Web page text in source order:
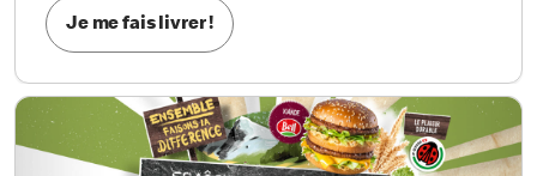
Je me fais livrer !